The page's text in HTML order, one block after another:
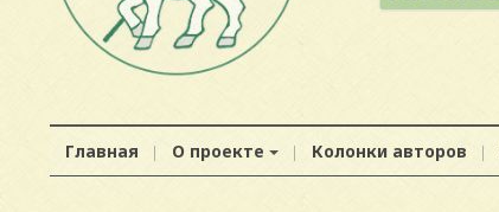
Главная О проекте Колонки авторов